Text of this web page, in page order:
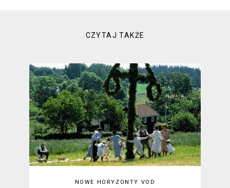
CZYTAJ TAKŻE
NOWE HORYZONTY VOD